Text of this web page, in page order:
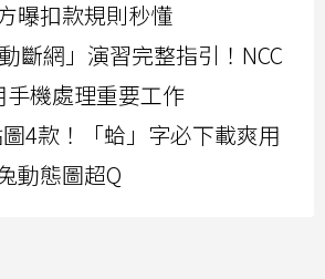
曝扣款規則秒懂
斷網」演習完整指引！NCC
機處理重要工作
4款！「蛤」字必下載爽用
動態圖超Q